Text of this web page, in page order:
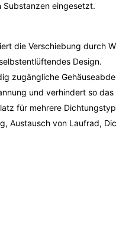
eingesetzt.
die Verschiebung durch
Design.
zugängliche
und verhindert so das
für mehrere
Austausch von Laufrad,